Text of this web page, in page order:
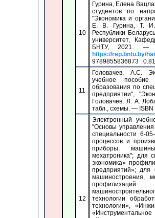
10
Гурина, Елена
студентов по
"Экономика и
Е. В. Гурина, Т. И.
Республики
университет,
БНТУ, 2021.
https://rep.bntu.by/
9789855836873 :
11
Головачев, А.С.
учебное пособие
образования по
предприятии",
Головачев, Л. А.
табл., схемы. —
12
Электронный
"Основы
специальности 6-
процессов и
приборы,
мехатроника"; для
экономика»
предприятий»; для
машиностроения,
профилизаций
технологии
технологии»,